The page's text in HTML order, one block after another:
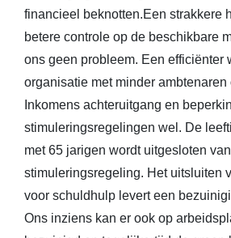
financieel beknotten.Een strakkere
betere controle op de beschikbare
ons geen probleem. Een efficiënter
organisatie met minder ambtenaren
Inkomens achteruitgang en
stimuleringsregelingen wel. De
met 65 jarigen wordt uitgesloten van
stimuleringsregeling. Het uitsluiten
voor schuldhulp levert een
Ons inziens kan er ook op